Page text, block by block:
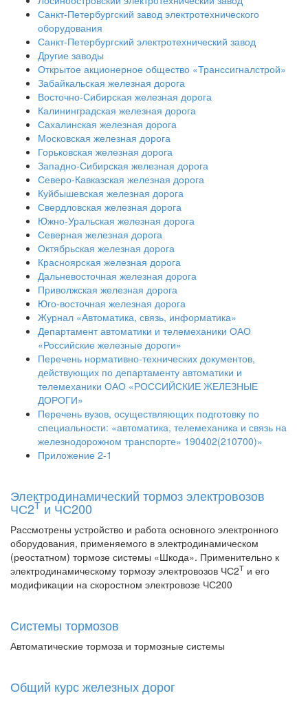
Санкт-Петербургский завод электротехнического
оборудования
Санкт-Петербургский электротехнический завод
Другие заводы
Открытое акционерное общество «Транссигналстрой»
Забайкальская железная дорога
Восточно-Сибирская железная дорога
Калининградская железная дорога
Сахалинская железная дорога
Московская железная дорога
Горьковская железная дорога
Западно-Сибирская железная дорога
Северо-Кавказская железная дорога
Куйбышевская железная дорога
Свердловская железная дорога
Южно-Уральская железная дорога
Северная железная дорога
Октябрьская железная дорога
Красноярская железная дорога
Дальневосточная железная дорога
Приволжская железная дорога
Юго-восточная железная дорога
Журнал «Автоматика, связь, информатика»
Департамент автоматики и телемеханики ОАО
«Российские железные дороги»
Перечень нормативно-технических документов,
действующих по департаменту автоматики и
телемеханики ОАО «РОССИЙСКИЕ ЖЕЛЕЗНЫЕ
ДОРОГИ»
Перечень вузов, осуществляющих подготовку по
специальности: «автоматика, телемеханика и связь на
железнодорожном транспорте» 190402(210700)»
Приложение 2-1
Электродинамический тормоз электровозов
ЧС2Т и ЧС200
Рассмотрены устройство и работа основного электронного
оборудования, применяемого в электродинамическом
(реостатном) тормозе системы «Шкода». Применительно к
электродинамическому тормозу электровозов ЧС2Т и его
модификации на скоростном электровозе ЧС200
Системы тормозов
Автоматические тормоза и тормозные системы
Общий курс железных дорог